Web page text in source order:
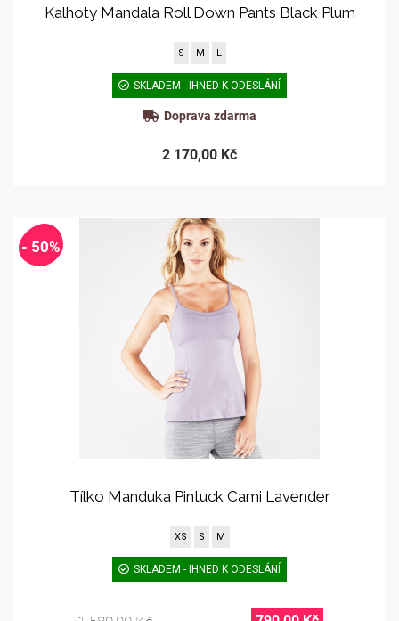
Kalhoty Mandala Roll Down Pants Black Plum
S M L
SKLADEM - IHNED K ODESLÁNÍ
Doprava zdarma
2 170,00 Kč
- 50%
Tílko Manduka Pintuck Cami Lavender
XS S M
SKLADEM - IHNED K ODESLÁNÍ